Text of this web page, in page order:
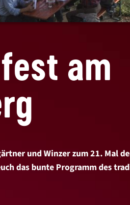
am
und Winzer zum 21. Mal
das bunte Programm des